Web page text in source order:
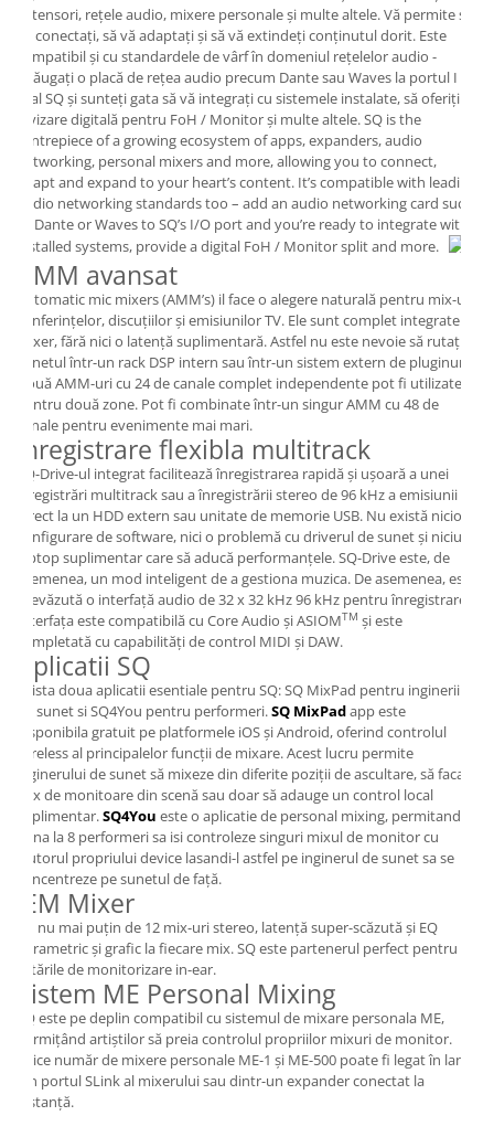
extensori, rețele audio, mixere personale și multe altele. Vă permite să
vă conectați, să vă adaptați și să vă extindeți conținutul dorit. Este
compatibil și cu standardele de vârf în domeniul rețelelor audio -
adăugați o placă de rețea audio precum Dante sau Waves la portul I /
O al SQ și sunteți gata să vă integrați cu sistemele instalate, să oferiți o
divizare digitală pentru FoH / Monitor și multe altele. SQ is the
centrepiece of a growing ecosystem of apps, expanders, audio
networking, personal mixers and more, allowing you to connect,
adapt and expand to your heart’s content. It’s compatible with leading
audio networking standards too – add an audio networking card such
as Dante or Waves to SQ’s I/O port and you’re ready to integrate with
installed systems, provide a digital FoH / Monitor split and more.
AMM avansat
Automatic mic mixers (AMM’s) il face o alegere naturală pentru mix-ul
conferințelor, discuțiilor și emisiunilor TV. Ele sunt complet integrate în
mixer, fără nici o latență suplimentară. Astfel nu este nevoie să rutați
sunetul într-un rack DSP intern sau într-un sistem extern de pluginuri.
Două AMM-uri cu 24 de canale complet independente pot fi utilizate
pentru două zone. Pot fi combinate într-un singur AMM cu 48 de
canale pentru evenimente mai mari.
Inregistrare flexibla multitrack
SQ-Drive-ul integrat facilitează înregistrarea rapidă și ușoară a unei
înregistrări multitrack sau a înregistrării stereo de 96 kHz a emisiunii
direct la un HDD extern sau unitate de memorie USB. Nu există nicio
configurare de software, nici o problemă cu driverul de sunet și niciun
laptop suplimentar care să aducă performanțele. SQ-Drive este, de
asemenea, un mod inteligent de a gestiona muzica. De asemenea, este
prevăzută o interfață audio de 32 x 32 kHz 96 kHz pentru înregistrare.
Interfața este compatibilă cu Core Audio și ASIOMTM și este
completată cu capabilități de control MIDI și DAW.
Aplicatii SQ
Exista doua aplicatii esentiale pentru SQ: SQ MixPad pentru inginerii
de sunet si SQ4You pentru performeri.SQ MixPadapp este
disponibila gratuit pe platformele iOS și Android, oferind controlul
wireless al principalelor funcții de mixare. Acest lucru permite
inginerului de sunet să mixeze din diferite poziții de ascultare, să faca
mix de monitoare din scenă sau doar să adauge un control local
suplimentar.SQ4You este o aplicatie de personal mixing, permitand
pana la 8 performeri sa isi controleze singuri mixul de monitor cu
ajutorul propriului device lasandi-l astfel pe inginerul de sunet sa se
concentreze pe sunetul de față.
IEM Mixer
Cu nu mai puțin de 12 mix-uri stereo, latență super-scăzută și EQ
parametric și grafic la fiecare mix. SQ este partenerul perfect pentru
setările de monitorizare in-ear.
Sistem ME Personal Mixing
SQ este pe deplin compatibil cu sistemul de mixare personala ME,
permițând artiștilor să preia controlul propriilor mixuri de monitor.
Orice număr de mixere personale ME-1 și ME-500 poate fi legat în lanț
din portul SLink al mixerului sau dintr-un expander conectat la
distanță.